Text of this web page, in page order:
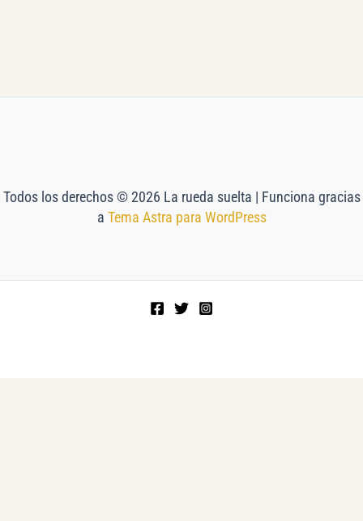
Todos los derechos © 2026 La rueda suelta | Funciona gracias
a Tema Astra para WordPress